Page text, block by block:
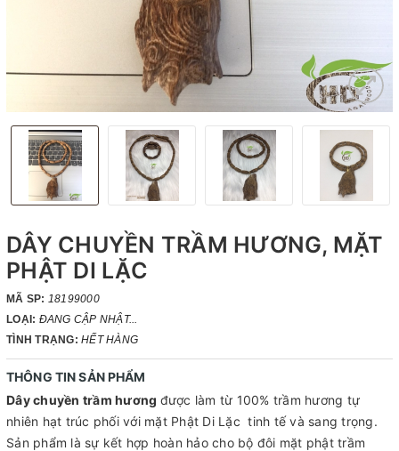
DÂY CHUYỀN TRẦM HƯƠNG, MẶT
PHẬT DI LẶC
MÃ SP: 18199000
LOẠI: ĐANG CẬP NHẬT...
TÌNH TRẠNG: HẾT HÀNG
THÔNG TIN SẢN PHẨM
Dây chuyền trầm hương được làm từ 100% trầm hương tự
nhiên hạt trúc phối với mặt Phật Di Lặc tinh tế và sang trọng.
Sản phẩm là sự kết hợp hoàn hảo cho bộ đôi mặt phật trầm